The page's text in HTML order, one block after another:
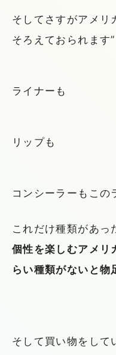
そしてさすがアメリ
そろえておられます”
ライナーも
リップも
コンシーラーもこの
これだけ種類があっ
個性を楽しむアメリ
らい種類がないと物
そして買い物をして